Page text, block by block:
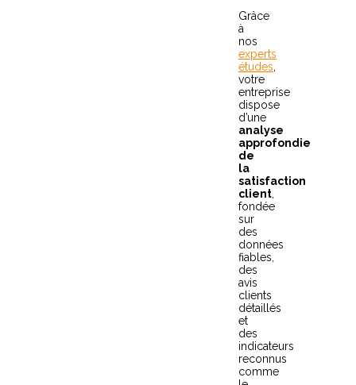
Grâce
à
nos
experts
études
votre
entreprise
dispose
d’une
analyse
approfondie
de
la
satisfaction
client
fondée
sur
des
données
fiables,
des
avis
clients
détaillés
et
des
indicateurs
reconnus
comme